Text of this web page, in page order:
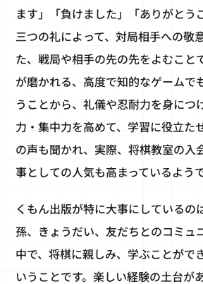
ます」「負けました」「ありがとう
三つの礼によって、対局相手への敬
た、戦局や相手の先の先をよむこと
が磨かれる、高度で知的なゲームで
うことから、礼儀や忍耐力を身につ
力・集中力を高めて、学習に役立た
の声も聞かれ、実際、将棋教室の入
事としての人気も高まっているようで
くもん出版が特に大事にしているの
孫、きょうだい、友だちとのコミュ
中で、将棋に親しみ、学ぶことがで
いうことです。楽しい経験の土台が